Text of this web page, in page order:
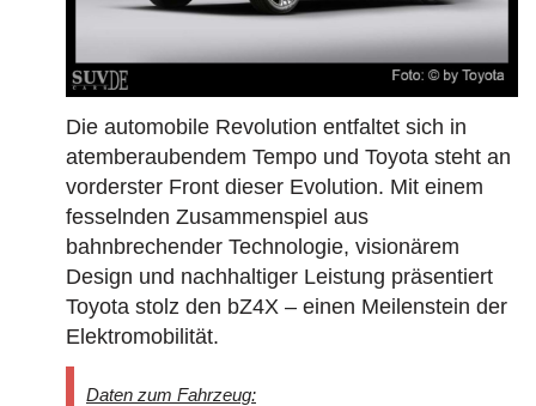
Die automobile Revolution entfaltet sich in
atemberaubendem Tempo und Toyota steht an
vorderster Front dieser Evolution. Mit einem
fesselnden Zusammenspiel aus
bahnbrechender Technologie, visionärem
Design und nachhaltiger Leistung präsentiert
Toyota stolz den bZ4X – einen Meilenstein der
Elektromobilität.
Daten zum Fahrzeug: